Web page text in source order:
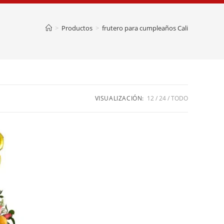
> Productos > frutero para cumpleaños Cali
VISUALIZACIÓN: 12 24 TODO